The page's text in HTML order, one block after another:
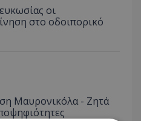
οι
στο οδοιπορικό
Μαυρονικόλα - Ζητά